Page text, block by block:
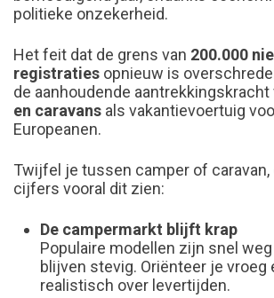
politieke onzekerheid.
Het feit dat de grens van 200.000
registraties opnieuw is
de aanhoudende aantrekkingskracht
en caravans als vakantievoertuig
Europeanen.
Twijfel je tussen camper of caravan,
cijfers vooral dit zien:
De campermarkt blijft krap
Populaire modellen zijn snel
blijven stevig. Oriënteer je vroeg
realistisch over levertijden.